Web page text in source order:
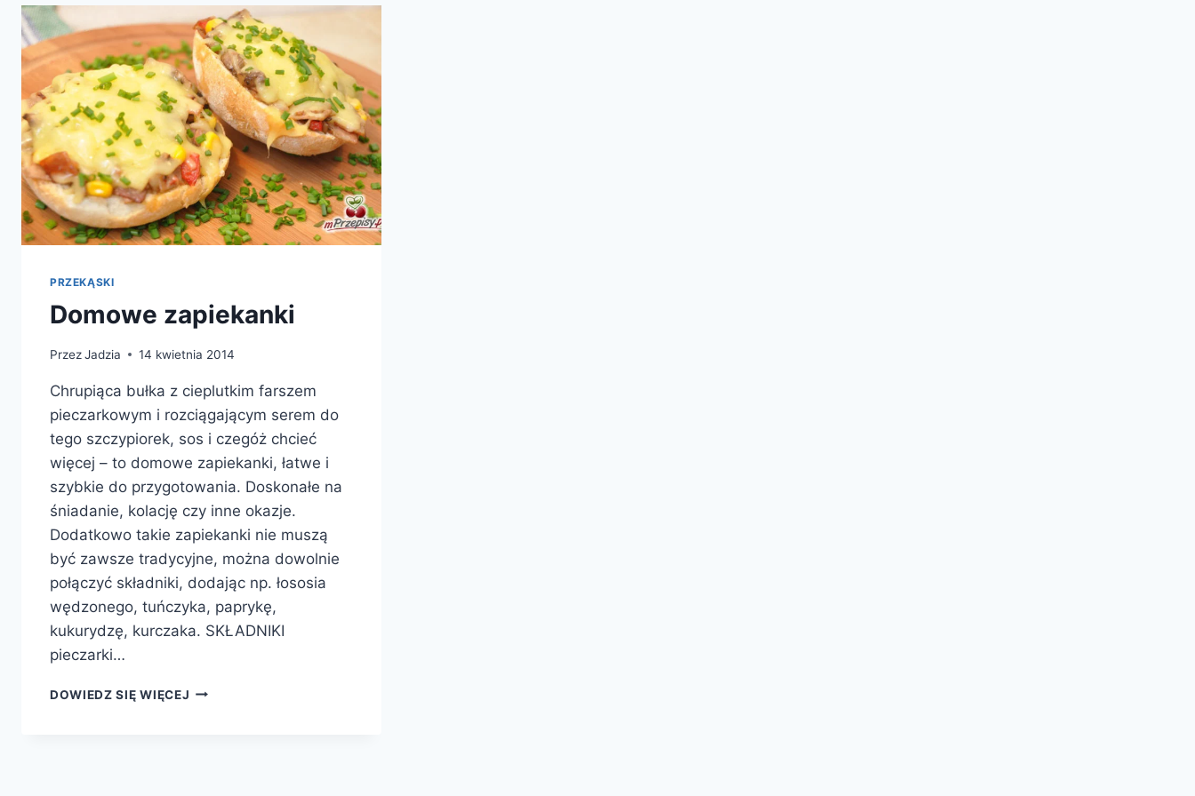
PRZEKĄSKI
Domowe zapiekanki
PrzezJadzia 14 kwietnia 2014
Chrupiąca bułka z cieplutkim farszem
pieczarkowym i rozciągającym serem do
tego szczypiorek, sos i czegóż chcieć
więcej – to domowe zapiekanki, łatwe i
szybkie do przygotowania. Doskonałe na
śniadanie, kolację czy inne okazje.
Dodatkowo takie zapiekanki nie muszą
być zawsze tradycyjne, można dowolnie
połączyć składniki, dodając np. łososia
wędzonego, tuńczyka, paprykę,
kukurydzę, kurczaka. SKŁADNIKI
pieczarki…
DOWIEDZ SIĘ WIĘCEJ DOMOWE